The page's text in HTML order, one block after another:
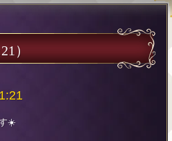
）
☀️